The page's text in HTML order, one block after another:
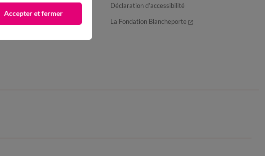
Déclaration d’accessibilité
La Fondation Blancheporte
Accepter et fermer